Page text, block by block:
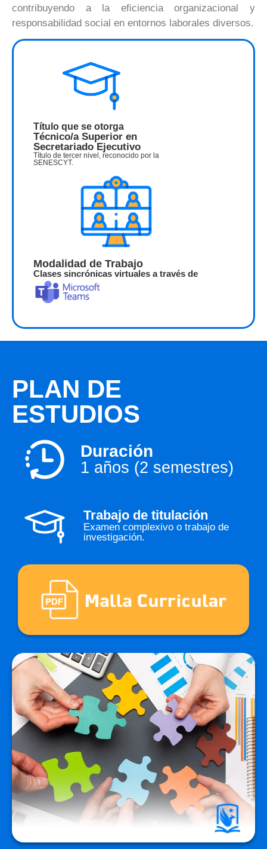
contribuyendo a la eficiencia organizacional y
responsabilidad social en entornos laborales diversos.
Título que se otorga
Técnico/a Superior en
Secretariado Ejecutivo
Título de tercer nivel, reconocido por la
SENESCYT.
Modalidad de Trabajo
Clases sincrónicas virtuales a través de
PLAN DE
ESTUDIOS
Duración
1 años (2 semestres)
Trabajo de titulación
Examen complexivo o trabajo de
investigación.